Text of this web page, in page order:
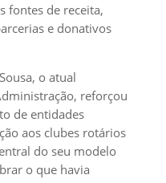
fontes de receita,
e donativos
o atual
reforçou
de entidades
aos clubes rotários
do seu modelo
o que havia